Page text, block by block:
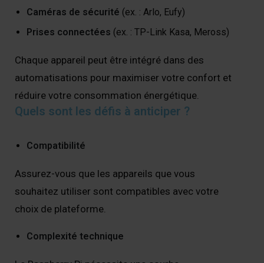
Caméras de sécurité (ex. : Arlo, Eufy)
Prises connectées (ex. : TP-Link Kasa, Meross)
Chaque appareil peut être intégré dans des
automatisations pour maximiser votre confort et
réduire votre consommation énergétique.
Quels sont les défis à anticiper ?
Compatibilité
Assurez-vous que les appareils que vous
souhaitez utiliser sont compatibles avec votre
choix de plateforme.
Complexité technique